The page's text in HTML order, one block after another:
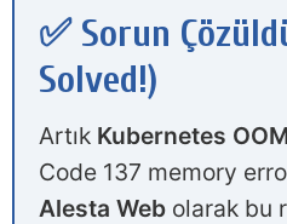
✅ Sorun
Solved!)
Artık Kubernetes
Code 137 memory
Alesta Web olarak bu